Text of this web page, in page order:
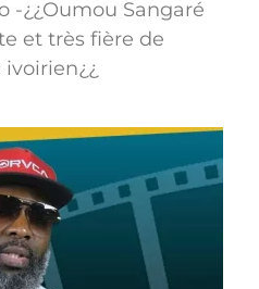
-¿¿Oumou Sangaré
et très fière de